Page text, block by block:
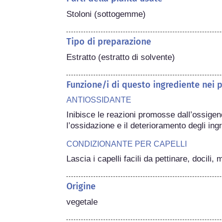
Stoloni (sottogemme)
Tipo di preparazione
Estratto (estratto di solvente)
Funzione/i di questo ingrediente nei
ANTIOSSIDANTE
Inibisce le reazioni promosse
l’ossidazione e il deterioramento degli
CONDIZIONANTE PER CAPELLI
Lascia i capelli facili da pettinare, docili,
Origine
vegetale